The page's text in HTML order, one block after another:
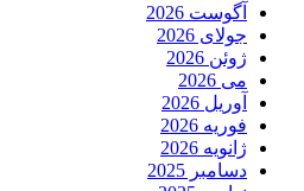
آگوست 2026
جولای 2026
ژوئن 2026
می 2026
آوریل 2026
فوریه 2026
ژانویه 2026
دسامبر 2025